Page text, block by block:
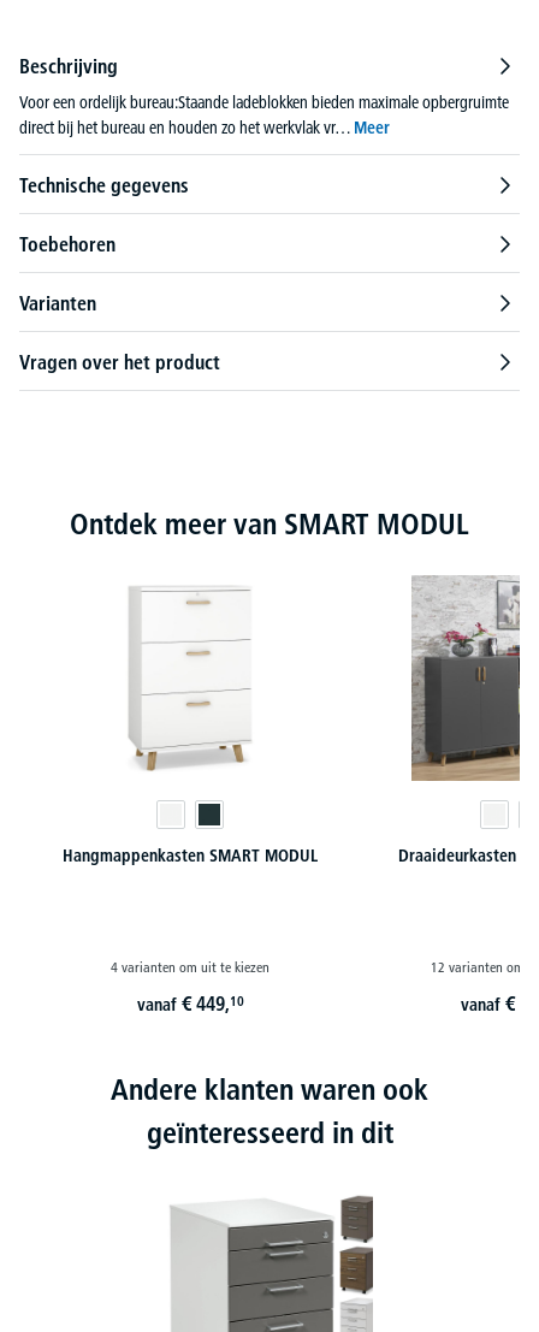
Beschrijving
Voor een ordelijk bureau:Staande ladeblokken bieden maximale opbergruimte
direct bij het bureau en houden zo het werkvlak vr… Meer
Technische gegevens
Toebehoren
Varianten
Vragen over het product
Productgalerij overslaan
Ontdek meer van SMART MODUL
Hangmappenkasten SMART MODUL
4 varianten om uit te kiezen
vanaf € 449,10
Draaideurkasten
12 varianten om
vanaf €
Andere klanten waren ook
geïnteresseerd in dit